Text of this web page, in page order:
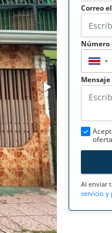
Correo
Número
▼
Mensaje
Al enviar
servicio y